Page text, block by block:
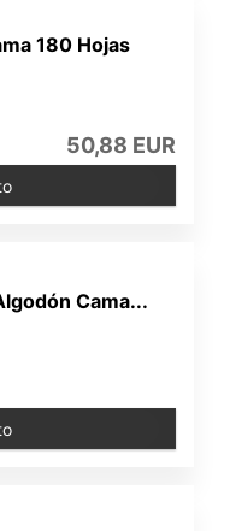
180 Hojas
50,88 EUR
Cama...